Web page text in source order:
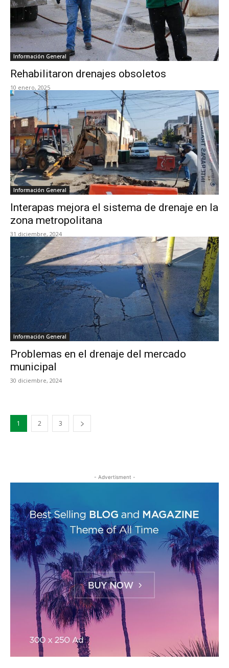
Información General
Rehabilitaron drenajes obsoletos
10 enero, 2025
Información General
Interapas mejora el sistema de drenaje en la
zona metropolitana
31 diciembre, 2024
Información General
Problemas en el drenaje del mercado
municipal
30 diciembre, 2024
1 2 3
- Advertisment -